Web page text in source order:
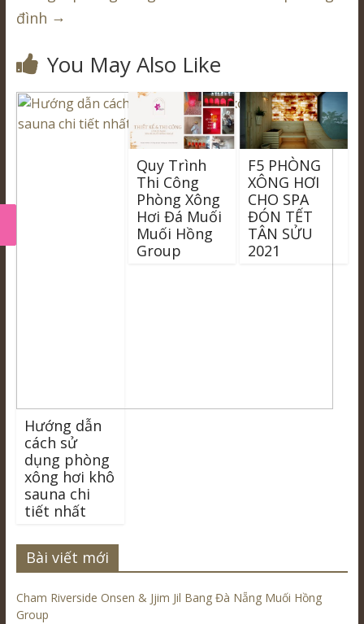
đình →
You May Also Like
Hướng dẫn
cách sử
dụng phòng
xông hơi khô
sauna chi
tiết nhất
Quy Trình
Thi Công
Phòng Xông
Hơi Đá Muối
Muối Hồng
Group
F5 PHÒNG
XÔNG HƠI
CHO SPA
ĐÓN TẾT
TÂN SỬU
2021
Bài viết mới
Cham Riverside Onsen & Jjim Jil Bang Đà Nẵng Muối Hồng
Group